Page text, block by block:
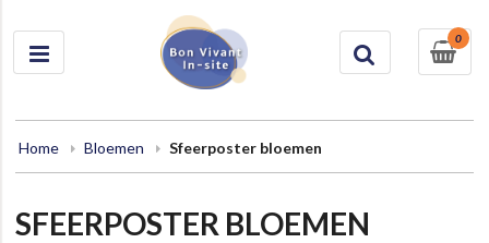
0
Home Bloemen Sfeerposter bloemen
SFEERPOSTER BLOEMEN